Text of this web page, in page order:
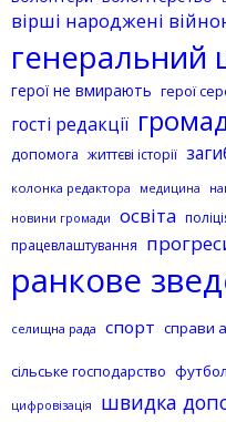
вірші народжені
генеральний
герої не вмирають герої
гості редакції
допомога життєві історії
колонка редактора
медицина
новини громади освіта
працевлаштування
ранкове
селищна рада спорт справи
сільське господарство футбол
цифровізація швидка